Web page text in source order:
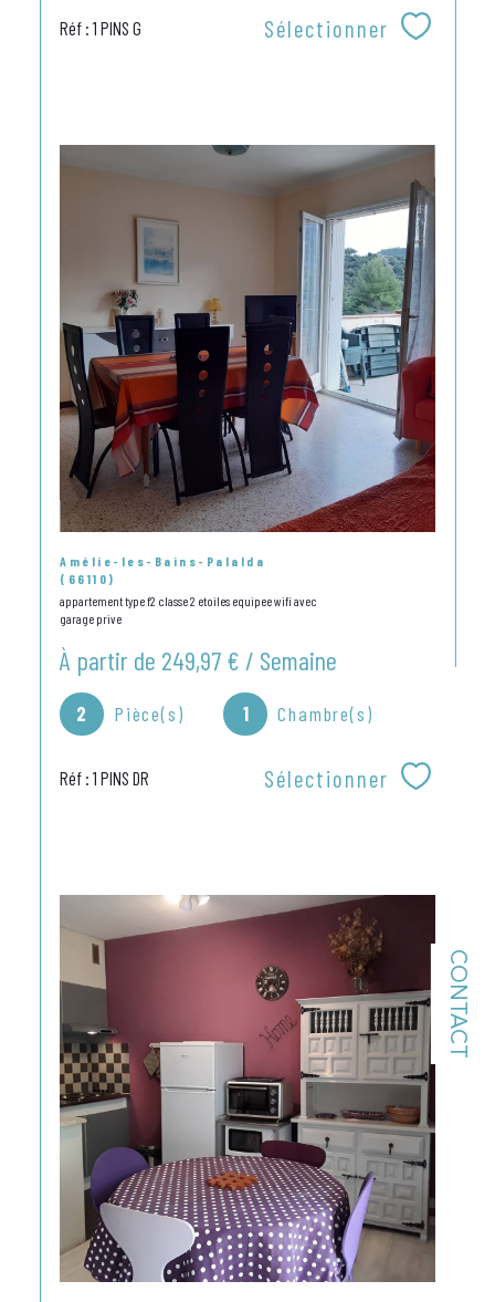
CONTACT
Réf : 1 PINS G Sélectionner
Amélie-les-Bains-Palalda
(66110)
appartement type f2 classe 2 etoiles equipee wifi avec
garage prive
À partir de 249,97 € / Semaine
2 Pièce(s) 1 Chambre(s)
Réf : 1 PINS DR Sélectionner